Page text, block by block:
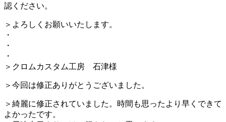
認ください。
＞よろしくお願いいたします。
・
・
・
＞クロムカスタム工房 石津様
＞今回は修正ありがとうございました。
＞綺麗に修正されていました。時間も思ったより早くできて
よかったです。